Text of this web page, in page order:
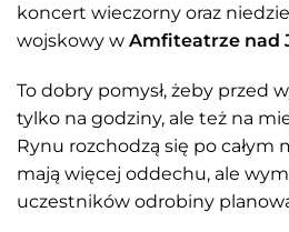
koncert wieczorny oraz
wojskowy w Amfiteatrze nad
To dobry pomysł, żeby przed
tylko na godziny, ale też na
Rynu rozchodzą się po całym
mają więcej oddechu, ale
uczestników odrobiny